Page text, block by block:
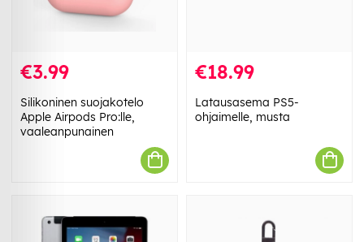
€3.99
Silikoninen suojakotelo
Apple Airpods Pro:lle,
vaaleanpunainen
€18.99
Latausasema PS5-
ohjaimelle, musta